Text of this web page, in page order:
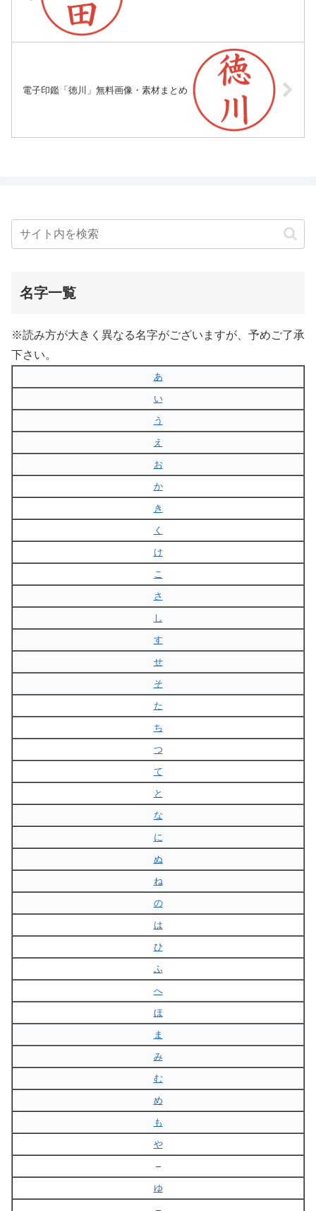
電子印鑑「徳川」無料画像・素材まとめ
名字一覧
※読み方が大きく異なる名字がございますが、予めご了承
下さい。
あ
い
う
え
お
か
き
く
け
こ
さ
し
す
せ
そ
た
ち
つ
て
と
な
に
ぬ
ね
の
は
ひ
ふ
へ
ほ
ま
み
む
め
も
や
–
ゆ